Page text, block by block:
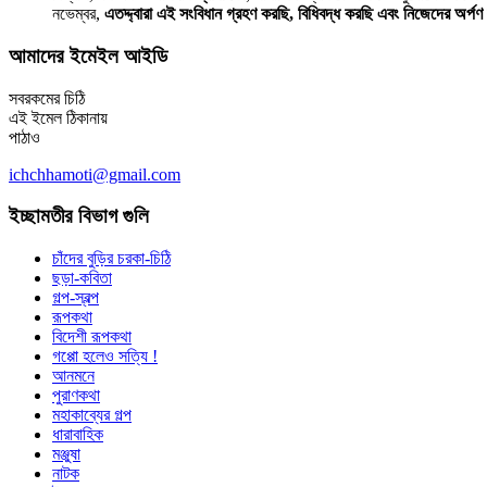
নভেম্বর, এতদ্দ্বারা এই সংবিধান গ্রহণ করছি, বিধিবদ্ধ করছি এবং নিজেদের
আমাদের ইমেইল আইডি
সবরকমের চিঠি
এই ইমেল ঠিকানায়
পাঠাও
ichchhamoti@gmail.com
ইচ্ছামতীর বিভাগ গুলি
চাঁদের বুড়ির চরকা-চিঠি
ছড়া-কবিতা
গল্প-স্বল্প
রূপকথা
বিদেশী রূপকথা
গপ্পো হলেও সত্যি !
আনমনে
পুরাণকথা
মহাকাব্যের গল্প
ধারাবাহিক
মঞ্জুষা
নাটক